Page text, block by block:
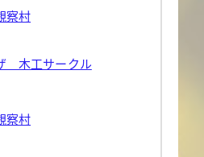
察村
木工サークル
察村